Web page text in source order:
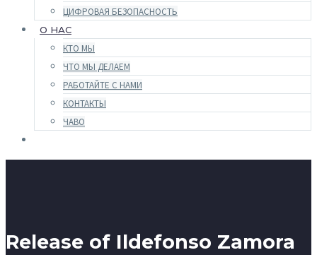
ЦИФРОВАЯ БЕЗОПАСНОСТЬ
О НАС
КТО МЫ
ЧТО МЫ ДЕЛАЕМ
РАБОТАЙТЕ С НАМИ
КОНТАКТЫ
ЧАВО
Release of Ildefonso Zamora